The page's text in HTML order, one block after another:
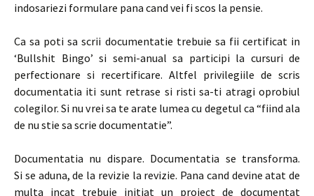
indosariezi formulare pana cand vei fi scos la pensie.
Ca sa poti sa scrii documentatie trebuie sa fii certificat in
‘Bullshit Bingo’ si semi-anual sa participi la cursuri de
perfectionare si recertificare. Altfel privilegiile de scris
documentatia iti sunt retrase si risti sa-ti atragi oprobiul
colegilor. Si nu vrei sa te arate lumea cu degetul ca “fiind ala
de nu stie sa scrie documentatie”.
Documentatia nu dispare. Documentatia se transforma.
Si se aduna, de la revizie la revizie. Pana cand devine atat de
multa incat trebuie initiat un proiect de documentat